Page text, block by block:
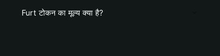
Furt टोकन का मूल्य क्या है?